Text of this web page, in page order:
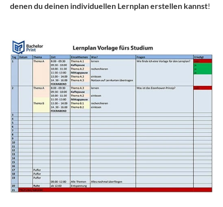
denen du deinen individuellen Lernplan erstellen kannst!